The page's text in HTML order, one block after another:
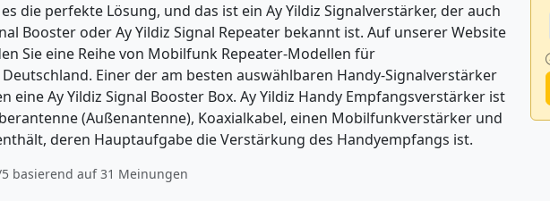
die perfekte Lösung, und das ist ein Ay Yildiz Signalverstärker, der auch
Booster oder Ay Yildiz Signal Repeater bekannt ist. Auf unserer Website
Sie eine Reihe von Mobilfunk Repeater-Modellen für
Einer der am besten auswählbaren Handy-Signalverstärker
eine Ay Yildiz Signal Booster Box. Ay Yildiz Handy Empfangsverstärker ist
(Außenantenne), Koaxialkabel, einen Mobilfunkverstärker und
deren Hauptaufgabe die Verstärkung des Handyempfangs ist.
basierend auf31 Meinungen